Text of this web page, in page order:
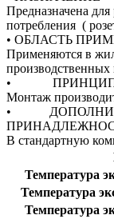
Предназначена
потребления (
• ОБЛАСТЬ
Применяются в
• ПРИНЦИП
Монтаж
•
В стандартную
Температура
Температура
Температура